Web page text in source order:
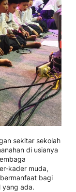
sekitar sekolah
di usianya
kader muda,
bagi
yang ada.